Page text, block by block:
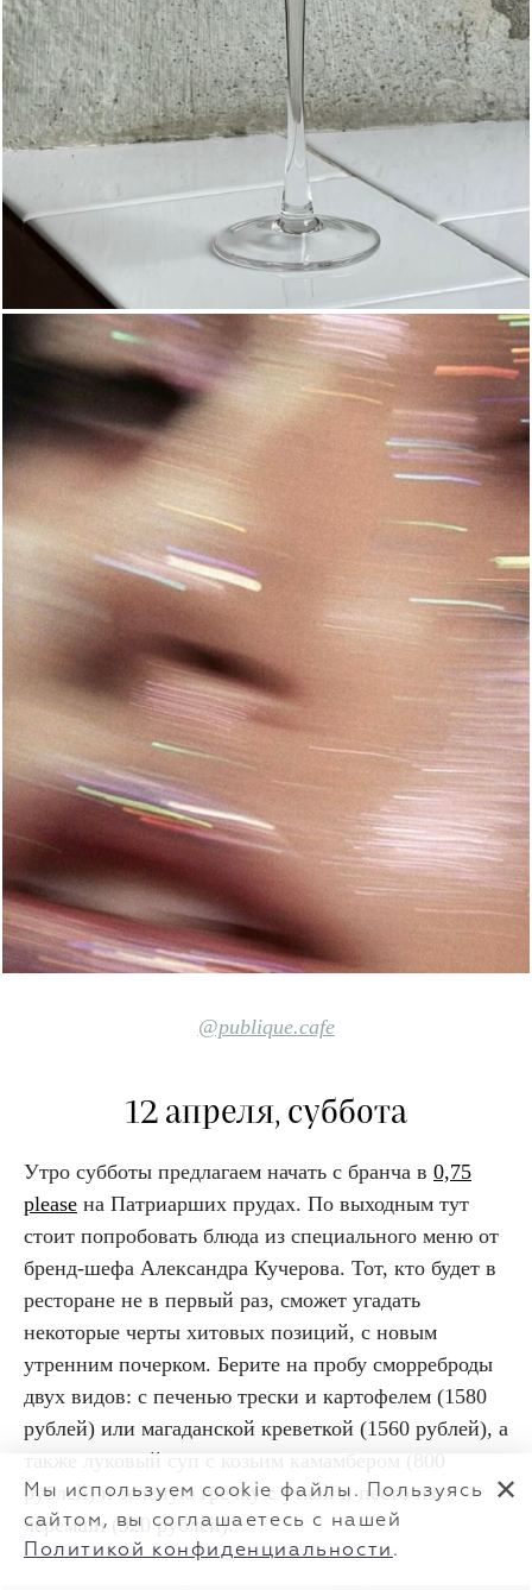
@publique.cafe
12 апреля, суббота
Утро субботы предлагаем начать с бранча в 0,75
please на Патриарших прудах. По выходным тут
стоит попробовать блюда из специального меню от
бренд-шефа Александра Кучерова. Тот, кто будет в
ресторане не в первый раз, сможет угадать
некоторые черты хитовых позиций, с новым
утренним почерком. Берите на пробу сморреброды
двух видов: с печенью трески и картофелем (1580
рублей) или магаданской креветкой (1560 рублей), а
также луковый суп с козьим камамбером (800
рублей) и зеленую гречку с уткой и песто из
черемши (920 рублей).
Мы используем cookie файлы. Пользуясь
сайтом, вы соглашаетесь с нашей
Политикой конфиденциальности .
✕